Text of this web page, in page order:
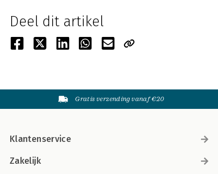
Deel dit artikel
Gratis verzending vanaf €20
Klantenservice
Zakelijk